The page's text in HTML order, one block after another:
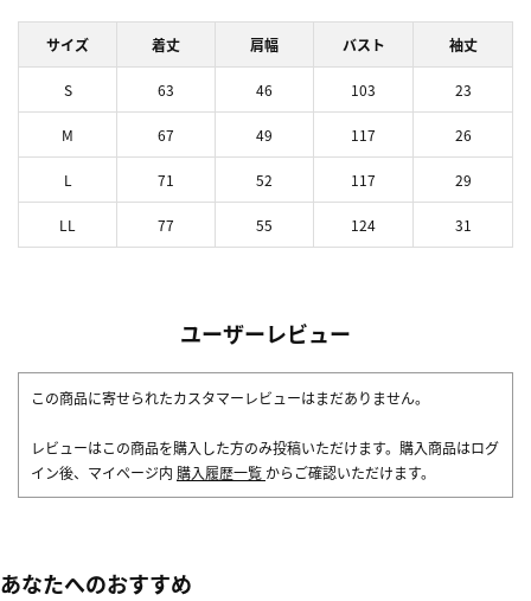
サイズ 着丈 肩幅 バスト 袖丈
S 63 46 103 23
M 67 49 117 26
L 71 52 117 29
LL 77 55 124 31
ユーザーレビュー
この商品に寄せられたカスタマーレビューはまだありません。
レビューはこの商品を購入した方のみ投稿いただけます。購入商品はログ
イン後、マイページ内 購入履歴一覧 からご確認いただけます。
あなたへのおすすめ